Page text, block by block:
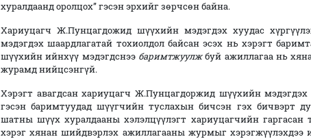
хуралдаанд оролцох” гэсэн эрхийг зөрчсөн байна.
Хариуцагч Ж.Пунцагдожид шүүхийн мэдэгдэх хуудас
мэдэгдэх шаардлагатай тохиолдол байсан эсэх нь хэрэгт
шүүхийн ийнхүү мэдэгдснээ баримтжуулжбуй ажиллагаа нь
журамд нийцсэнгүй.
Хэрэгт авагдсан хариуцагч Ж.Пунцагдоржид шүүхийн мэдэгдэх
гэсэн баримтуудад шүүгчийн туслахын бичсэн гэх бичвэрт
шатны шүүх хуралдааны хэлэлцүүлэгт хариуцагчийн гаргасан
хэрэг хянан шийдвэрлэх ажиллагааны журмыг хэрэгжүүлэхдээ